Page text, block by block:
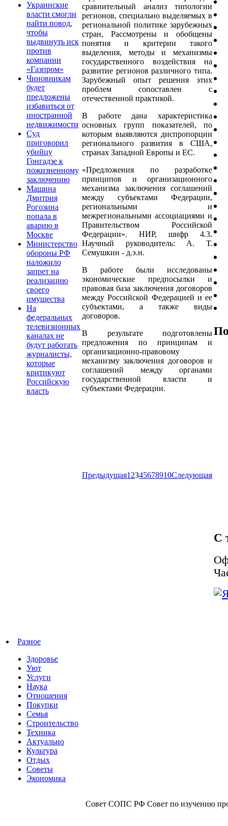
Украинские
власти смогли
найти повод,
чтобы
выдвинуть иск
против
компании
«Газпром»
Чиновникам
будет
предложены
избавиться от
иностранной
недвижимости
Суд
приговорил
убийцу
Гонгадзе к
пожизненному
заключению
Машина
Дмитрия
Рогозина
попала в
аварию в
Москве
Министерство
обороны РФ
наложило
запрет на
реализацию
своего
имущества
На
федеральных
телевизионных
каналах не
будут работать
журналисты,
которые
критикуют
Российскую
власть
сравнительный анализ типологии
регионов, специально выделяемых в
региональной политике зарубежных
стран, Рассмотрены и обобщены
понятия и критерии такого
выделения, методы и механизмы
государственного воздействия на
развитие регионов различного типа.
Зарубежный опыт решения этих
проблем сопоставлен с
отечественной практикой.
В работе дана характеристика
основных групп показателей, по
которым выявляются диспропорции
регионального развития в США,
странах Западной Европы и ЕС.
«Предложения по разработке
принципов и организационного
механизма заключения соглашений
между субъектами Федерации,
региональными и
межрегиональными ассоциациями и
Правительством Российской
Федерации». НИР, шифр 4.3.
Научный руководитель: А. Т.
Семушкин - д.э.н.
В работе были исследованы
экономические предпосылки и
правовая база заключения договоров
между Российской Федерацией и ее
субъектами, а также виды
договоров.
В результате подготовлены
предложения по принципам и
организационно-правовому
механизму заключения договоров и
соглашений между органами
государственной власти и
субъектами Федерации.
Предыдущая1 2345678910Следующая
С
Разное
Здоровье
Уют
Услуги
Наука
Отношения
Покупки
Семья
Строительство
Техника
Актуально
Культура
Отдых
Советы
Экономика
Совет СОПС РФ Совет по изучению